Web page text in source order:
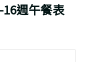
週午餐表